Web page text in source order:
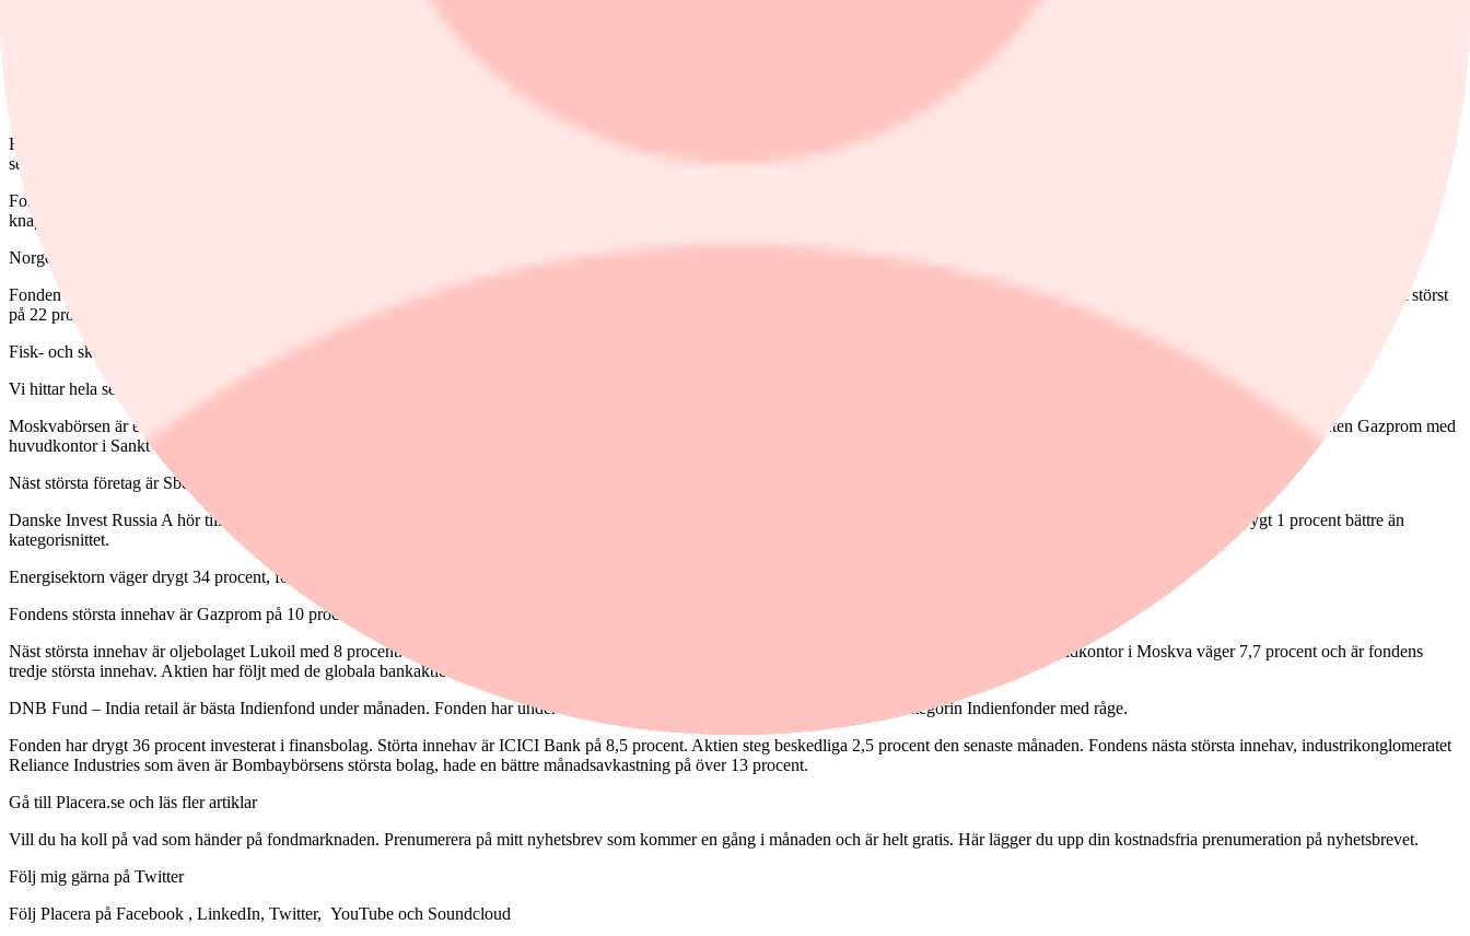
Fidelity Indonesia A-Dis-USD intar tredjeplatsen på listan med en 12-procentig uppgång. Den senaste månadens uppgång för fonden är bättre än kategorisnittet av indonesienfonder. Det gör att avkastningen
sedan årsskiftet nu är på plus för fonden med 9 procent.
Fonden är koncentrerad och har 45 investeringar, en tredjedel utgörs av finansbolag. Fondens tio största bolag väger 57 procent av fondens värde. Fondens största innehav är två banker. PT Bank Mandiri på
knappt 10 procent. Aktien har stigit 19 procent den senaste månaden. PT Bank Central Asia på 9 procent som avkastat 17 procent.
Norge och Ryssland är två givna vinnare på det stigande oljepriset.
Fonden Pareto Aksje Norge hamnar på en sjunde plats med en uppgång på drygt 8 procent. Fonden har 31 innehav och största sektor är inte energi utan finansbolag med 24 procent. Råvarusektorn är näst störst
på 22 procent.
Fisk- och skaldjursförsäljaren Leroy Seafood Group med bas i Bergen är fondens största innehav med knappt 9 procent. Kemibolaget Yara international har en vikt på drygt 8 procent.
Vi hittar hela sex Rysslandsfonder på vinnarlistan.
Moskvabörsen är energitung, knappt halva börsen består av energibolag. Näst största sektor är finansbolag på närmare 22 procent. Råvarubolagens andel är drygt 15 procent. Naturgasproducenten Gazprom med
huvudkontor i Sankt Petersburg är Moskvabörsens största bolag.
Näst största företag är Sberbank. Det är Rysslands och Östeuropas största bank med över 280 000 anställda.
Danske Invest Russia A hör till månadens bästa Rysslandsfond. Fonden är aktivt förvaltad med ett koncentrerat innehav på 30 aktier. Fonden har avkastat drygt 8 procent vilket är drygt 1 procent bättre än
kategorisnittet.
Energisektorn väger drygt 34 procent, följt av råvarusektorn på 21 procent och finanssektorn med 19 procent.
Fondens största innehav är Gazprom på 10 procent. Aktien har månadsavkastning på drygt 7 procent.
Näst största innehav är oljebolaget Lukoil med 8 procent. Aktien steg med närmare 9 procent under månaden. Rysslands största bank, Sberbank med huvudkontor i Moskva väger 7,7 procent och är fondens
tredje största innehav. Aktien har följt med de globala bankaktiernas framfart och stigit 12 procent under månaden.
DNB Fund – India retail är bästa Indienfond under månaden. Fonden har under månaden klått både sitt jämförelseindex och fondkategorin Indienfonder med råge.
Fonden har drygt 36 procent investerat i finansbolag. Störta innehav är ICICI Bank på 8,5 procent. Aktien steg beskedliga 2,5 procent den senaste månaden. Fondens nästa största innehav, industrikonglomeratet
Reliance Industries som även är Bombaybörsens största bolag, hade en bättre månadsavkastning på över 13 procent.
Gå till Placera.se och läs fler artiklar
Vill du ha koll på vad som händer på fondmarknaden. Prenumerera på mitt nyhetsbrev som kommer en gång i månaden och är helt gratis. Här lägger du upp din kostnadsfria prenumeration på nyhetsbrevet.
Följ mig gärna på Twitter
Följ Placera på Facebook , LinkedIn, Twitter, YouTube och Soundcloud